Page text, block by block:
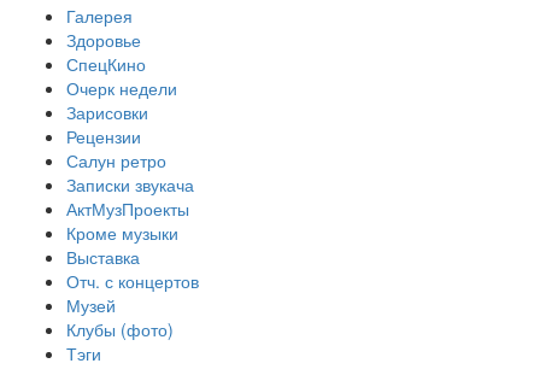
Галерея
Здоровье
СпецКино
Очерк недели
Зарисовки
Рецензии
Салун ретро
Записки звукача
АктМузПроекты
Кроме музыки
Выставка
Отч. с концертов
Музей
Клубы (фото)
Тэги